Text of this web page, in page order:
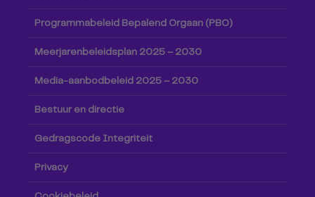
Programmabeleid Bepalend Orgaan (PBO)
Meerjarenbeleidsplan 2025 – 2030
Media-aanbodbeleid 2025 – 2030
Bestuur en directie
Gedragscode Integriteit
Privacy